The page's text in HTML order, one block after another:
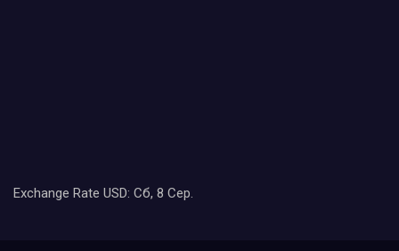
Exchange Rate USD: Сб, 8 Сер.